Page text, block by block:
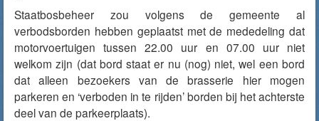
Staatbosbeheer zou volgens de gemeente al
verbodsborden hebben geplaatst met de mededeling dat
motorvoertuigen tussen 22.00 uur en 07.00 uur niet
welkom zijn (dat bord staat er nu (nog) niet, wel een bord
dat alleen bezoekers van de brasserie hier mogen
parkeren en ‘verboden in te rijden’ borden bij het achterste
deel van de parkeerplaats).